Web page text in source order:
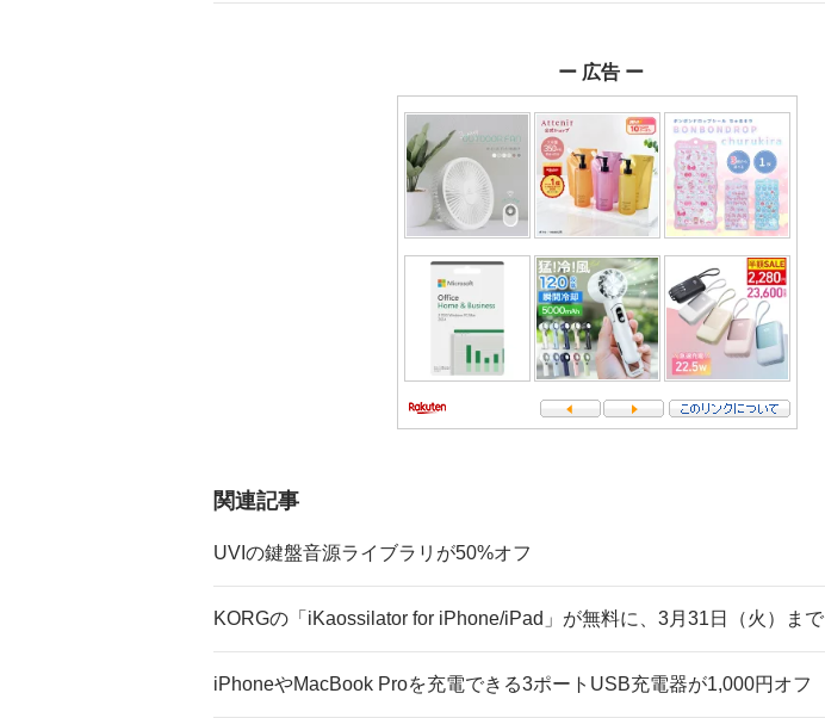
ー 広告 ー
関連記事
UVIの鍵盤音源ライブラリが50%オフ
KORGの「iKaossilator for iPhone/iPad」が無料に、3月31日（火）まで
iPhoneやMacBook Proを充電できる3ポートUSB充電器が1,000円オフ